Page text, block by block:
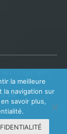
639 602
la meilleure
la navigation sur
savoir plus,